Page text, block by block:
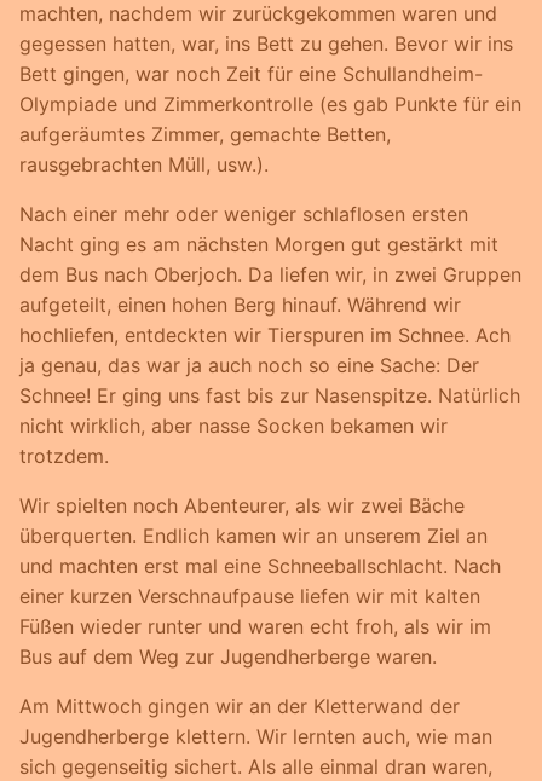
machten, nachdem wir zurückgekommen waren und
gegessen hatten, war, ins Bett zu gehen. Bevor wir ins
Bett gingen, war noch Zeit für eine Schullandheim-
Olympiade und Zimmerkontrolle (es gab Punkte für ein
aufgeräumtes Zimmer, gemachte Betten,
rausgebrachten Müll, usw.).
Nach einer mehr oder weniger schlaflosen ersten
Nacht ging es am nächsten Morgen gut gestärkt mit
dem Bus nach Oberjoch. Da liefen wir, in zwei Gruppen
aufgeteilt, einen hohen Berg hinauf. Während wir
hochliefen, entdeckten wir Tierspuren im Schnee. Ach
ja genau, das war ja auch noch so eine Sache: Der
Schnee! Er ging uns fast bis zur Nasenspitze. Natürlich
nicht wirklich, aber nasse Socken bekamen wir
trotzdem.
Wir spielten noch Abenteurer, als wir zwei Bäche
überquerten. Endlich kamen wir an unserem Ziel an
und machten erst mal eine Schneeballschlacht. Nach
einer kurzen Verschnaufpause liefen wir mit kalten
Füßen wieder runter und waren echt froh, als wir im
Bus auf dem Weg zur Jugendherberge waren.
Am Mittwoch gingen wir an der Kletterwand der
Jugendherberge klettern. Wir lernten auch, wie man
sich gegenseitig sichert. Als alle einmal dran waren,